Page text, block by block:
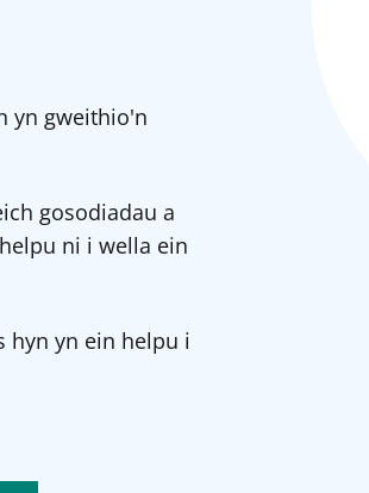
yn gweithio'n
gosodiadau a
ni i wella ein
hyn yn ein helpu i